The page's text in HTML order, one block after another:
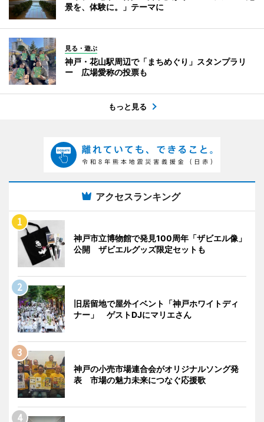
景を、体験に。」テーマに
見る・遊ぶ
神戸・花山駅周辺で「まちめぐり」スタンプラリ
ー 広場愛称の投票も
もっと見る
アクセスランキング
神戸市立博物館で発見100周年「ザビエル像」
公開 ザビエルグッズ限定セットも
旧居留地で屋外イベント「神戸ホワイトディ
ナー」 ゲストDJにマリエさん
神戸の小売市場連合会がオリジナルソング発
表 市場の魅力未来につなぐ応援歌